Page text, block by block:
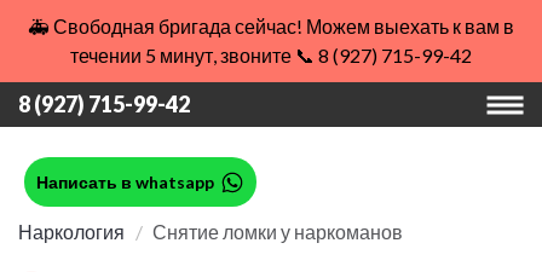
🚑 Свободная бригада сейчас! Можем выехать к вам в
течении 5 минут, звоните 📞 8 (927) 715-99-42
8 (927) 715-99-42
Написать в whatsapp
Наркология Снятие ломки у наркоманов